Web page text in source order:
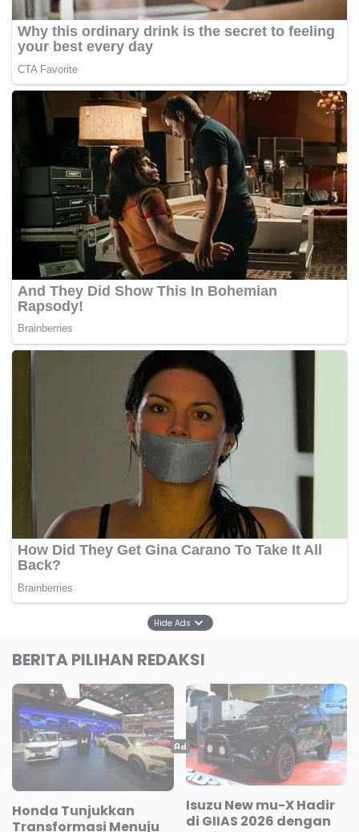
BERITA PILIHAN REDAKSI
Honda Tunjukkan
Transformasi Menuju
Isuzu New mu-X Hadir
di GIIAS 2026 dengan
Hide Ads